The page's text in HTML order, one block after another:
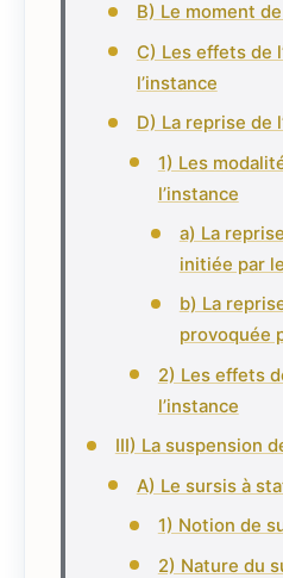
B) Le moment
C) Les effets de
l’instance
D) La reprise de
1) Les
l’instance
a) La
initiée par
b) La
provoquée
2) Les effets
l’instance
III) La suspension
A) Le sursis à
1) Notion de
2) Nature du